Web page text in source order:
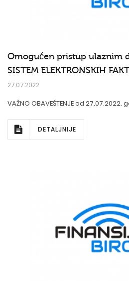
Omogućen pristup ulaznim
SISTEM ELEKTRONSKIH
27.07.2022
VAŽNO OBAVEŠTENJE od 27.07.2022.
DETALJNIJE